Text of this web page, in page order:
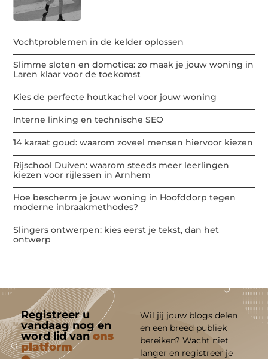
Vochtproblemen in de kelder oplossen
Slimme sloten en domotica: zo maak je jouw woning in
Laren klaar voor de toekomst
Kies de perfecte houtkachel voor jouw woning
Interne linking en technische SEO
14 karaat goud: waarom zoveel mensen hiervoor kiezen
Rijschool Duiven: waarom steeds meer leerlingen
kiezen voor rijlessen in Arnhem
Hoe bescherm je jouw woning in Hoofddorp tegen
moderne inbraakmethodes?
Slingers ontwerpen: kies eerst je tekst, dan het
ontwerp
Registreer u
vandaag nog en
word lid vanons
platform
Wil jij jouw blogs delen
en een breed publiek
bereiken? Wacht niet
langer en registreer je